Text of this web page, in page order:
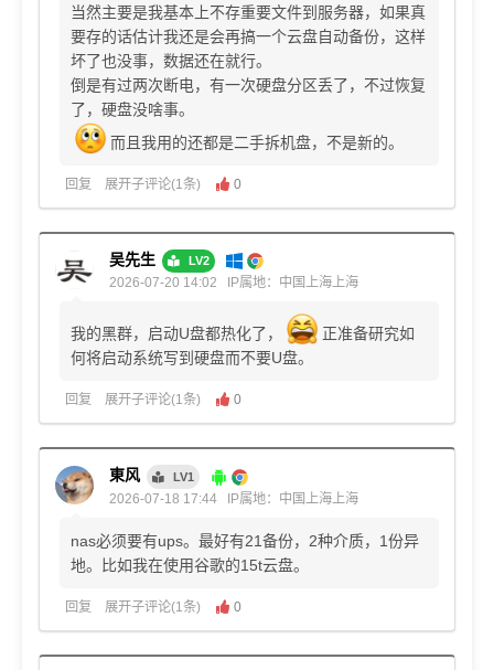
当然主要是我基本上不存重要文件到服务器，如果真
要存的话估计我还是会再搞一个云盘自动备份，这样
坏了也没事，数据还在就行。
倒是有过两次断电，有一次硬盘分区丢了，不过恢复
了，硬盘没啥事。
而且我用的还都是二手拆机盘，不是新的。
回复 展开子评论(1条) 0
吴先生 LV2
2026-07-20 14:02 IP属地：中国上海上海
我的黑群，启动U盘都热化了，
正准备研究如
何将启动系统写到硬盘而不要U盘。
回复 展开子评论(1条) 0
東风 LV1
2026-07-18 17:44 IP属地：中国上海上海
nas必须要有ups。最好有21备份，2种介质，1份异
地。比如我在使用谷歌的15t云盘。
回复 展开子评论(1条) 0